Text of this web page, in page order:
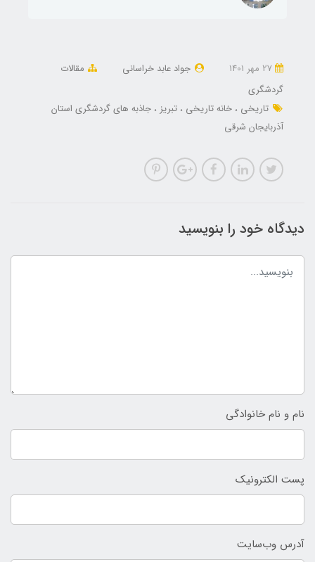
جواد عابد خراسانی
مقالات
گردشگری
تاریخی
خانه تاریخی تبریز جاذبه های گردشگری استان
آذربایجان شرقی
دیدگاه خود را بنویسید
نام و نام خانوادگی
پست الکترونیک
آدرس وب‌سایت